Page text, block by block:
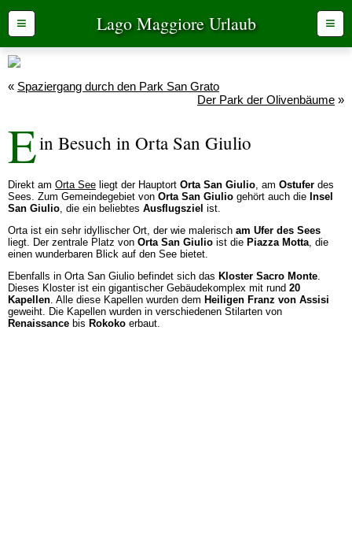
Lago Maggiore Urlaub
≡ ≡
« Spaziergang durch den Park San Grato
Der Park der Olivenbäume »
Ein Besuch in Orta San Giulio
Direkt am Orta See liegt der Hauptort Orta San Giulio, am Ostufer des
Sees. Zum Gemeindegebiet von Orta San Giulio gehört auch die Insel
San Giulio, die ein beliebtes Ausflugsziel ist.
Orta ist ein sehr idyllischer Ort, der wie malerisch am Ufer des Sees
liegt. Der zentrale Platz von Orta San Giulio ist die Piazza Motta, die
einen wunderbaren Blick auf den See bietet.
Ebenfalls in Orta San Giulio befindet sich das Kloster Sacro Monte.
Dieses Kloster ist ein gigantischer Gebäudekomplex mit rund 20
Kapellen. Alle diese Kapellen wurden dem Heiligen Franz von Assisi
geweiht. Die Kapellen wurden in verschiedenen Stilarten von
Renaissance bis Rokoko erbaut.